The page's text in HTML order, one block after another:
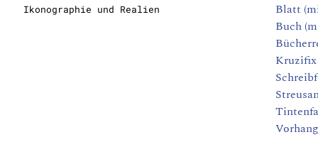
Ikonographie und Realien
Blatt
Buch
Kruzifix
Vorhang